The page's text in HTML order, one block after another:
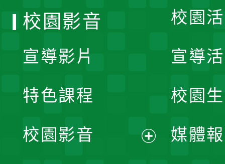
校園
宣導
校園
媒體
校園影音
宣導影片
特色課程
校園影音